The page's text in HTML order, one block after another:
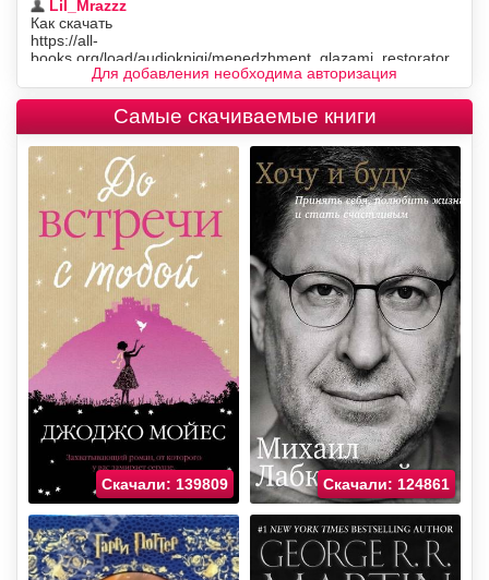
Для добавления необходима авторизация
Самые скачиваемые книги
Скачали: 139809 Скачали: 124861